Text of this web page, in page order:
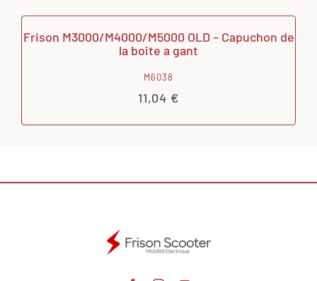
Frison M3000/M4000/M5000 OLD – Capuchon de
la boite a gant
M6038
11,04 €